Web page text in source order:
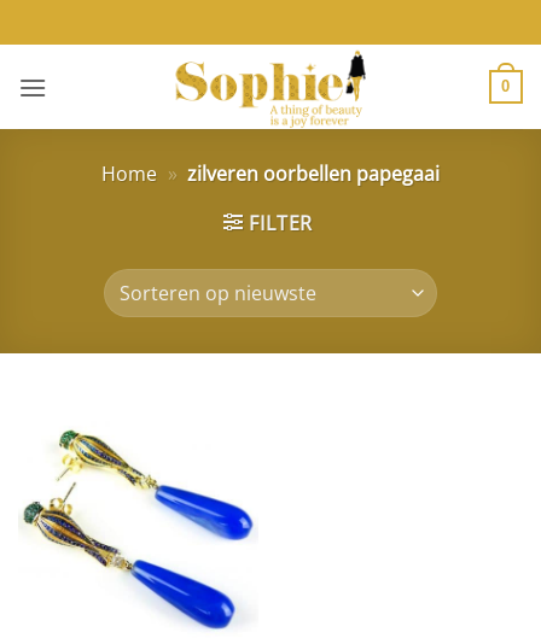
naar
inhoud
0
Home » zilveren oorbellen papegaai
FILTER